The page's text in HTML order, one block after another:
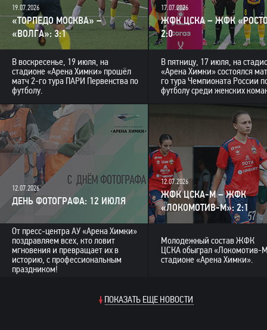
19.07.2026
«ТОРПЕДО МОСКВА» –
«ВОЛГА»: 3:1
В воскресенье, 19 июля, на
стадионе «Арена Химки» прошёл
матч 2-го тура ПАРИ Первенства по
футболу.
17.07.2026
ЖФК ЦСКА – ЖФК
2:0
В пятницу, 17 июля, на
«Арена Химки» состоялся
го тура Чемпионата России
футболу среди женских
12.07.2026
ДЕНЬ ФОТОГРАФА: 12 ИЮЛЯ
От пресс‑центра АУ «Арена Химки»
поздравляем всех, кто ловит
мгновения и превращает их в
историю, с профессиональным
праздником!
12.07.2026
ЖФК ЦСКА-М – ЖФК
«ЛОКОМОТИВ-М»: 2:1
Молодежный состав ЖФК
ЦСКА обыграл «Локомотив-
стадионе «Арена Химки».
ПОКАЗАТЬ ЕЩЕ НОВОСТИ